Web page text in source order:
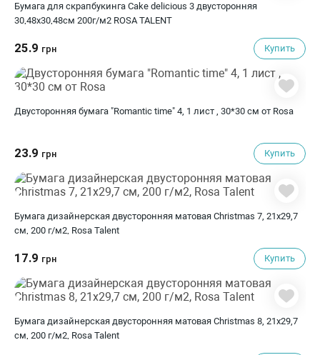
Бумага для скрапбукинга Cake delicious 3 двусторонняя
30,48х30,48см 200г/м2 ROSA TALENT
25.9 грн Купить
Двусторонняя бумага "Romantic time" 4, 1 лист , 30*30 см от Rosa
23.9 грн Купить
Бумага дизайнерская двусторонняя матовая Christmas 7, 21х29,7
см, 200 г/м2, Rosa Talent
17.9 грн Купить
Бумага дизайнерская двусторонняя матовая Christmas 8, 21х29,7
см, 200 г/м2, Rosa Talent